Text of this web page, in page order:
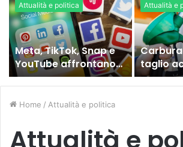
Attualità e politica
Meta, TikTok, Snap e
YouTube affrontano
una nuova causa
legale negli Stati Uniti
Attualità e
taglio
ecco
Home / Attualità e politica
Attualità e